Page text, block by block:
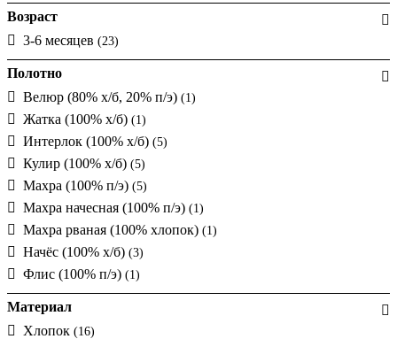
Возраст
3-6 месяцев (23)
Полотно
Велюр (80% х/б, 20% п/э) (1)
Жатка (100% х/б) (1)
Интерлок (100% х/б) (5)
Кулир (100% х/б) (5)
Махра (100% п/э) (5)
Махра начесная (100% п/э) (1)
Махра рваная (100% хлопок) (1)
Начёс (100% х/б) (3)
Флис (100% п/э) (1)
Материал
Хлопок (16)